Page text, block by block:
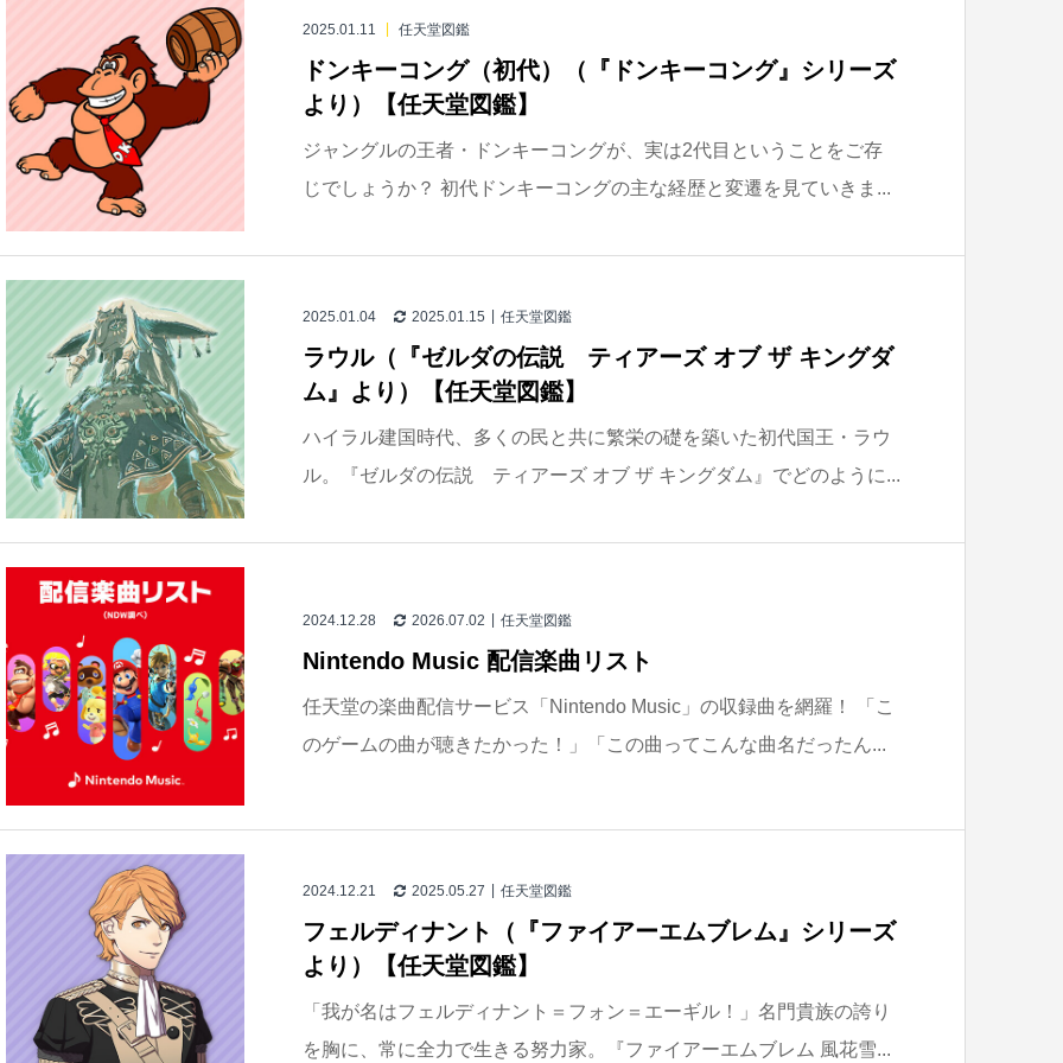
2025.01.11 任天堂図鑑
ドンキーコング（初代）（『ドンキーコング』シリーズ
より）【任天堂図鑑】
ジャングルの王者・ドンキーコングが、実は2代目ということをご存
じでしょうか？ 初代ドンキーコングの主な経歴と変遷を見ていきま...
2025.01.04 2025.01.15 任天堂図鑑
ラウル（『ゼルダの伝説 ティアーズ オブ ザ キングダ
ム』より）【任天堂図鑑】
ハイラル建国時代、多くの民と共に繁栄の礎を築いた初代国王・ラウ
ル。『ゼルダの伝説 ティアーズ オブ ザ キングダム』でどのように...
2024.12.28 2026.07.02 任天堂図鑑
Nintendo Music 配信楽曲リスト
任天堂の楽曲配信サービス「Nintendo Music」の収録曲を網羅！ 「こ
のゲームの曲が聴きたかった！」「この曲ってこんな曲名だったん...
2024.12.21 2025.05.27 任天堂図鑑
フェルディナント（『ファイアーエムブレム』シリーズ
より）【任天堂図鑑】
「我が名はフェルディナント＝フォン＝エーギル！」名門貴族の誇り
を胸に、常に全力で生きる努力家。『ファイアーエムブレム 風花雪...